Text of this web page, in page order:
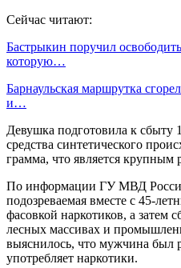
Сейчас читают:
Бастрыкин поручил
которую…
Барнаульская маршрутка
и…
Девушка подготовила к сбыту
средства синтетического
грамма, что является крупным
По информации ГУ МВД
подозреваемая вместе с 45-
фасовкой наркотиков, а затем
лесных массивах и
выяснилось, что мужчина был
употребляет наркотики.